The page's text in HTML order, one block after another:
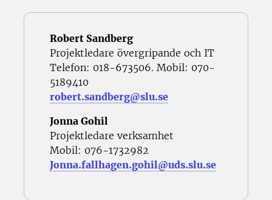
Robert Sandberg
Projektledare övergripande och IT
Telefon: 018-673506. Mobil: 070-
5189410
robert.sandberg@slu.se
Jonna Gohil
Projektledare verksamhet
Mobil: 076-1732982
Jonna.fallhagen.gohil@uds.slu.se